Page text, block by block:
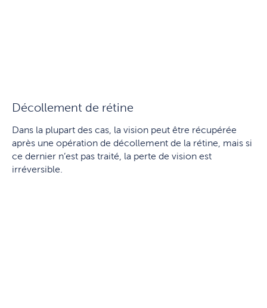
Décollement de rétine
Dans la plupart des cas, la vision peut être récupérée
après une opération de décollement de la rétine, mais si
ce dernier n’est pas traité, la perte de vision est
irréversible.